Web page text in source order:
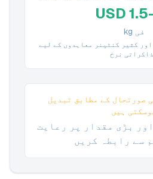
USD
فی kg
کثیر کنٹینر معاہدوں کے لیے
نرخ
صورتحال کے مطابق تبدیل
ہیں
بڑی مقدار پر رعایت
سے رابطہ کریں